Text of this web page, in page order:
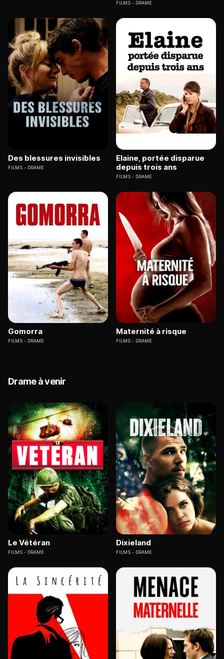
FILMS DRAME
Des blessures invisibles
FILMS DRAME
Elaine, portée disparue
depuis trois ans
FILMS DRAME
Gomorra
FILMS DRAME
Maternité à risque
FILMS DRAME
Drame à venir
Le Vétéran
FILMS DRAME
Dixieland
FILMS DRAME